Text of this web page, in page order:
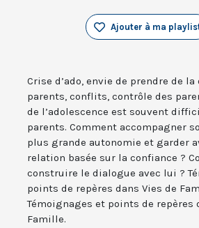
Ajouter à ma
Crise d’ado, envie de prendre de
parents, conflits, contrôle des
de l’adolescence est souvent
parents. Comment accompagner
plus grande autonomie et garder
relation basée sur la confiance ?
construire le dialogue avec lui ?
points de repères dans Vies de
Témoignages et points de repères
Famille.